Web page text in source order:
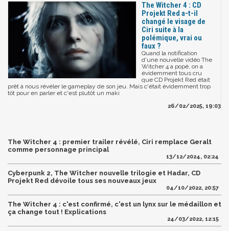
The Witcher 4 : CD
Projekt Red a-t-il
changé le visage de
Ciri suite à la
polémique, vrai ou
faux ?
Quand la notification
d'une nouvelle vidéo The
Witcher 4 a popé, on a
évidemment tous cru
que CD Projekt Red était
prêt à nous révéler le gameplay de son jeu. Mais c'était évidemment trop
tôt pour en parler et c'est plutôt un maki
26/02/2025, 19:03
The Witcher 4 : premier trailer révélé, Ciri remplace Geralt
comme personnage principal
13/12/2024, 02:24
Cyberpunk 2, The Witcher nouvelle trilogie et Hadar, CD
Projekt Red dévoile tous ses nouveaux jeux
04/10/2022, 20:57
The Witcher 4 : c'est confirmé, c'est un lynx sur le médaillon et
ça change tout ! Explications
24/03/2022, 12:15